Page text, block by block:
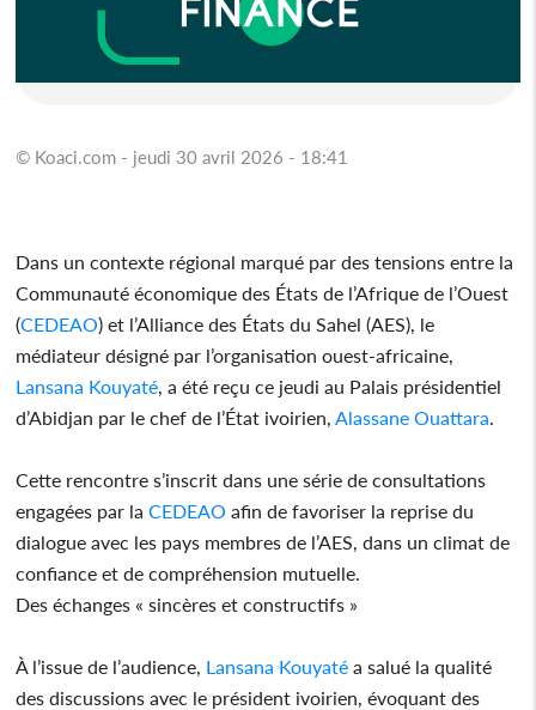
© Koaci.com - jeudi 30 avril 2026 - 18:41
Dans un contexte régional marqué par des tensions entre la
Communauté économique des États de l’Afrique de l’Ouest
(CEDEAO) et l’Alliance des États du Sahel (AES), le
médiateur désigné par l’organisation ouest-africaine,
Lansana Kouyaté , a été reçu ce jeudi au Palais présidentiel
d’Abidjan par le chef de l’État ivoirien, Alassane Ouattara
Cette rencontre s’inscrit dans une série de consultations
engagées par laCEDEAO afin de favoriser la reprise du
dialogue avec les pays membres de l’AES, dans un climat de
confiance et de compréhension mutuelle.
Des échanges « sincères et constructifs »
À l’issue de l’audience, Lansana Kouyaté a salué la qualité
des discussions avec le président ivoirien, évoquant des